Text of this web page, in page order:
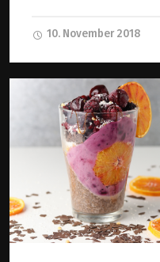
10. November 2018